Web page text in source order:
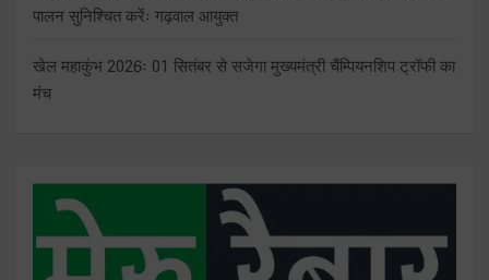
पालन सुनिश्चित करेंः गढ़वाल आयुक्त
खेल महाकुंभ 2026ः 01 सितंबर से सजेगा मुख्यमंत्री चैंम्पियनशिप ट्रॉफी का
मंच